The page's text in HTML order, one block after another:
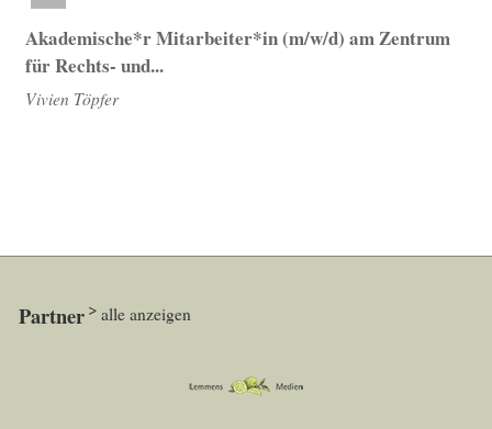
Akademische*r Mitarbeiter*in (m/w/d) am Zentrum
für Rechts- und...
Vivien Töpfer
Partner alle anzeigen